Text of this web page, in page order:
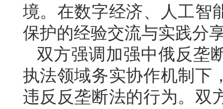
境。在数字经济、人工智
保护的经验交流与实践分
双方强调加强中俄反垄
执法领域务实协作机制下
违反反垄断法的行为。双